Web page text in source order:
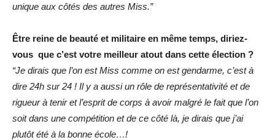
unique aux côtés des autres Miss.”
Être reine de beauté et militaire en même temps, diriez-
vous que c’est votre meilleur atout dans cette élection ?
“Je dirais que l’on est Miss comme on est gendarme, c’est à
dire 24h sur 24 ! Il y a aussi un rôle de représentativité et de
rigueur à tenir et l’esprit de corps à avoir malgré le fait que l’on
soit dans une compétition et de ce côté là, je dirais que j’ai
plutôt été à la bonne école…!